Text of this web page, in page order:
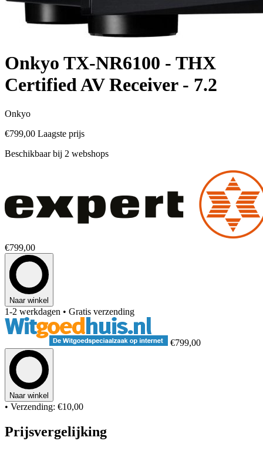
Onkyo TX-NR6100 - THX
Certified AV Receiver - 7.2
Onkyo
€799,00 Laagste prijs
Beschikbaar bij 2 webshops
€799,00
Naar winkel
1-2 werkdagen • Gratis verzending
€799,00
Naar winkel
• Verzending: €10,00
Prijsvergelijking